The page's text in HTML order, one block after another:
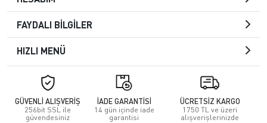
FAYDALI BİLGİLER
HIZLI MENÜ
GÜVENLİ ALIŞVERİŞ
256bit SSL ile
güvendesiniz
İADE GARANTİSİ
14 gün içinde iade
garantisi
ÜCRETSİZ KARGO
1750 TL ve üzeri
alışverişlerinizde